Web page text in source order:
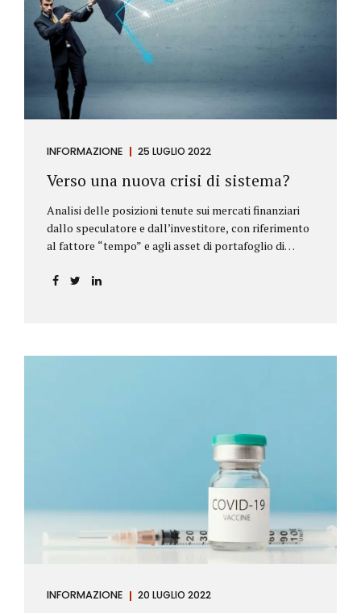
INFORMAZIONE 25 LUGLIO 2022
Verso una nuova crisi di sistema?
Analisi delle posizioni tenute sui mercati finanziari
dallo speculatore e dall’investitore, con riferimento
al fattore “tempo” e agli asset di portafoglio di
l’investitore Nelle definizioni di Wikipedia si legge:
Investitore: è colui che decide di investire il proprio
loro investimenti, mentre gli speculatori cercano...
INFORMAZIONE 20 LUGLIO 2022